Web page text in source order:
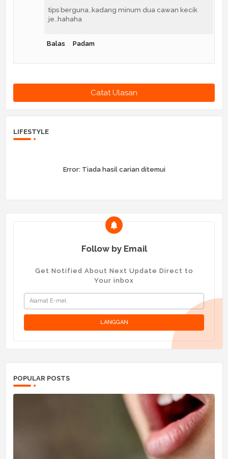
tips berguna..kadang minum dua cawan kecik
je..hahaha
Balas Padam
Catat Ulasan
LIFESTYLE
Error:Tiada hasil carian ditemui
Follow by Email
Get Notified About Next Update Direct to
Your inbox
POPULAR POSTS